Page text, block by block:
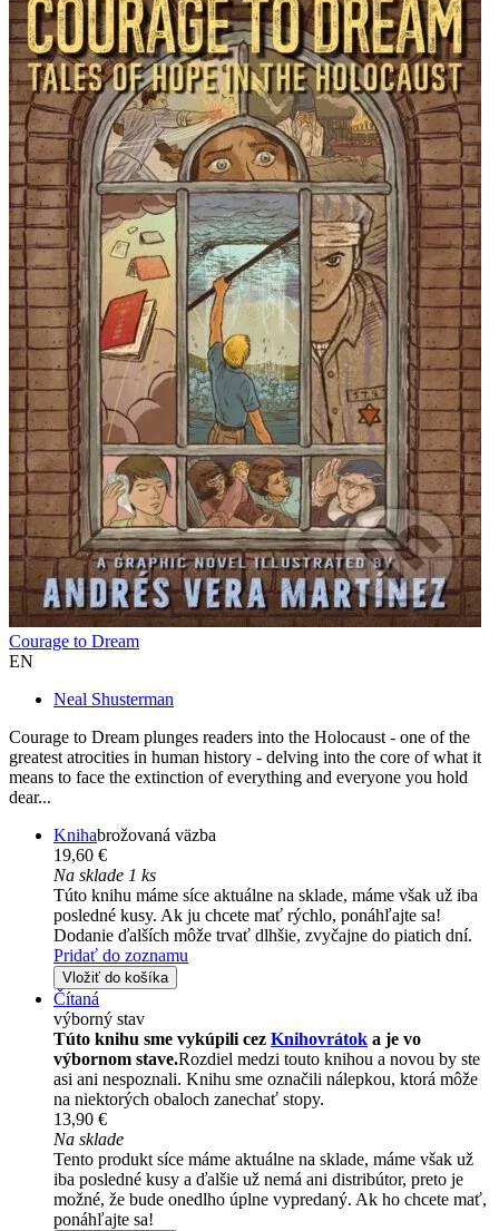
Courage to Dream
EN
Neal Shusterman
Courage to Dream plunges readers into the Holocaust - one of the
greatest atrocities in human history - delving into the core of what it
means to face the extinction of everything and everyone you hold
dear...
Knihabrožovaná väzba
19,60 €
Na sklade 1 ks
Túto knihu máme síce aktuálne na sklade, máme však už iba
posledné kusy. Ak ju chcete mať rýchlo, ponáhľajte sa!
Dodanie ďalších môže trvať dlhšie, zvyčajne do piatich dní.
Pridať do zoznamu
Vložiť do košíka
Čítaná
výborný stav
Túto knihu sme vykúpili cez Knihovrátok a je vo
výbornom stave.Rozdiel medzi touto knihou a novou by ste
asi ani nespoznali. Knihu sme označili nálepkou, ktorá môže
na niektorých obaloch zanechať stopy.
13,90 €
Na sklade
Tento produkt síce máme aktuálne na sklade, máme však už
iba posledné kusy a ďalšie už nemá ani distribútor, preto je
možné, že bude onedlho úplne vypredaný. Ak ho chcete mať,
ponáhľajte sa!